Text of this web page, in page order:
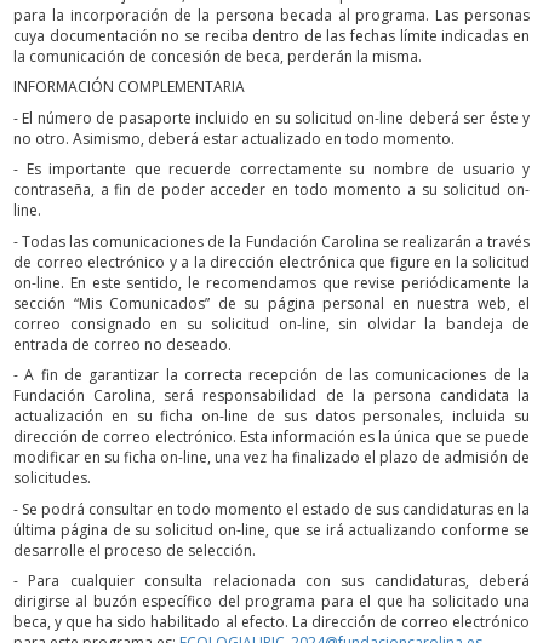
para la incorporación de la persona becada al programa. Las personas
cuya documentación no se reciba dentro de las fechas límite indicadas en
la comunicación de concesión de beca, perderán la misma.
INFORMACIÓN COMPLEMENTARIA
- El número de pasaporte incluido en su solicitud on-line deberá ser éste y
no otro. Asimismo, deberá estar actualizado en todo momento.
- Es importante que recuerde correctamente su nombre de usuario y
contraseña, a fin de poder acceder en todo momento a su solicitud on-
line.
- Todas las comunicaciones de la Fundación Carolina se realizarán a través
de correo electrónico y a la dirección electrónica que figure en la solicitud
on-line. En este sentido, le recomendamos que revise periódicamente la
sección “Mis Comunicados” de su página personal en nuestra web, el
correo consignado en su solicitud on-line, sin olvidar la bandeja de
entrada de correo no deseado.
- A fin de garantizar la correcta recepción de las comunicaciones de la
Fundación Carolina, será responsabilidad de la persona candidata la
actualización en su ficha on-line de sus datos personales, incluida su
dirección de correo electrónico. Esta información es la única que se puede
modificar en su ficha on-line, una vez ha finalizado el plazo de admisión de
solicitudes.
- Se podrá consultar en todo momento el estado de sus candidaturas en la
última página de su solicitud on-line, que se irá actualizando conforme se
desarrolle el proceso de selección.
- Para cualquier consulta relacionada con sus candidaturas, deberá
dirigirse al buzón específico del programa para el que ha solicitado una
beca, y que ha sido habilitado al efecto. La dirección de correo electrónico